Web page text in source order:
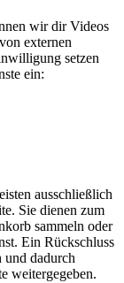
wir dir Videos
externen
setzen
ein:
ausschließlich
Sie dienen zum
sammeln oder
Ein Rückschluss
und dadurch
weitergegeben.